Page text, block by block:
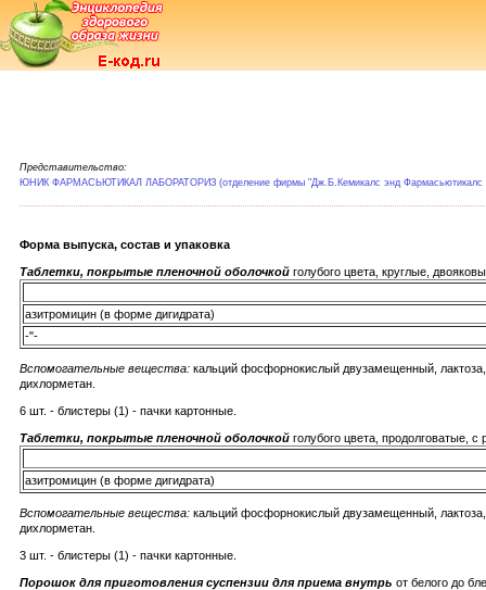
Представительство:
ЮНИК ФАРМАСЬЮТИКАЛ ЛАБОРАТОРИЗ (отделение фирмы "Дж.Б.Кемикалс энд Фармасьютикалс
Форма выпуска, состав и упаковка
Таблетки, покрытые пленочной оболочкой голубого цвета, круглые,
азитромицин (в форме дигидрата)
-"-
Вспомогательные вещества: кальций фосфорнокислый двузамещенный,
дихлорметан.
6 шт. - блистеры (1) - пачки картонные.
Таблетки, покрытые пленочной оболочкой голубого цвета, продолговатые,
азитромицин (в форме дигидрата)
Вспомогательные вещества: кальций фосфорнокислый двузамещенный,
дихлорметан.
3 шт. - блистеры (1) - пачки картонные.
Порошок для приготовления суспензии для приема внутрь от белого до